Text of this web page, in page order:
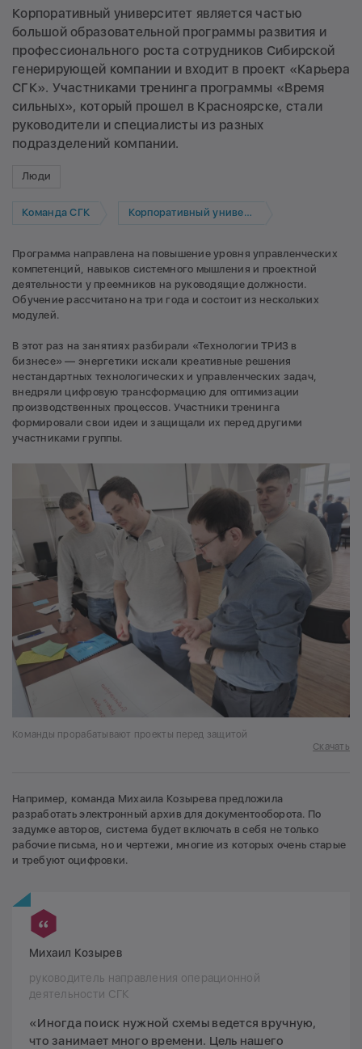
Корпоративный университет является частью
большой образовательной программы развития и
профессионального роста сотрудников Сибирской
генерирующей компании и входит в проект «Карьера
СГК». Участниками тренинга программы «Время
сильных», который прошел в Красноярске, стали
руководители и специалисты из разных
подразделений компании.
Люди
Команда СГК Корпоративный университет
Программа направлена на повышение уровня управленческих
компетенций, навыков системного мышления и проектной
деятельности у преемников на руководящие должности.
Обучение рассчитано на три года и состоит из нескольких
модулей.
В этот раз на занятиях разбирали «Технологии ТРИЗ в
бизнесе» — энергетики искали креативные решения
нестандартных технологических и управленческих задач,
внедряли цифровую трансформацию для оптимизации
производственных процессов. Участники тренинга
формировали свои идеи и защищали их перед другими
участниками группы.
Команды прорабатывают проекты перед защитой
Скачать
Например, команда Михаила Козырева предложила
разработать электронный архив для документооборота. По
задумке авторов, система будет включать в себя не только
рабочие письма, но и чертежи, многие из которых очень старые
и требуют оцифровки.
Михаил Козырев
руководитель направления операционной
деятельности СГК
«Иногда поиск нужной схемы ведется вручную,
что занимает много времени. Цель нашего